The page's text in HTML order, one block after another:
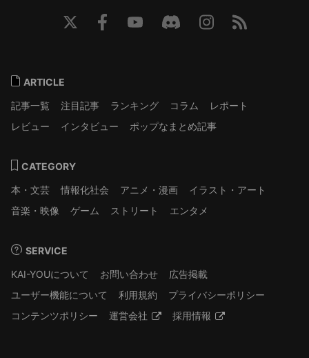
ARTICLE
記事一覧
注目記事 ランキング コラム
レポート
レビュー
インタビュー ポップなまとめ記事
CATEGORY
本・文芸
情報化社会 アニメ・漫画
イラスト・アート
音楽・映像
ゲーム ストリート エンタメ
SERVICE
KAI-YOUについて
お問い合わせ
広告掲載
ユーザー機能について
利用規約
プライバシーポリシー
コンテンツポリシー
運営会社 採用情報